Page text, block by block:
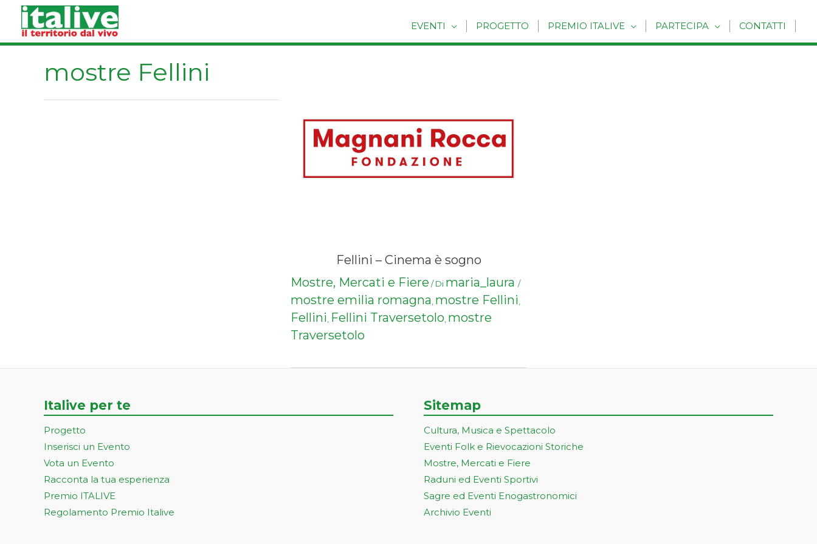
contenuto
EVENTI PROGETTO PREMIO ITALIVE PARTECIPA CONTATTI
mostre Fellini
Fellini – Cinema è sogno
Mostre, Mercati e Fiere / Di maria_laura /
mostre emilia romagna, mostre Fellini,
Fellini, Fellini Traversetolo, mostre
Traversetolo
Italive per te
Progetto
Inserisci un Evento
Vota un Evento
Racconta la tua esperienza
Premio ITALIVE
Regolamento Premio Italive
Sitemap
Cultura, Musica e Spettacolo
Eventi Folk e Rievocazioni Storiche
Mostre, Mercati e Fiere
Raduni ed Eventi Sportivi
Sagre ed Eventi Enogastronomici
Archivio Eventi